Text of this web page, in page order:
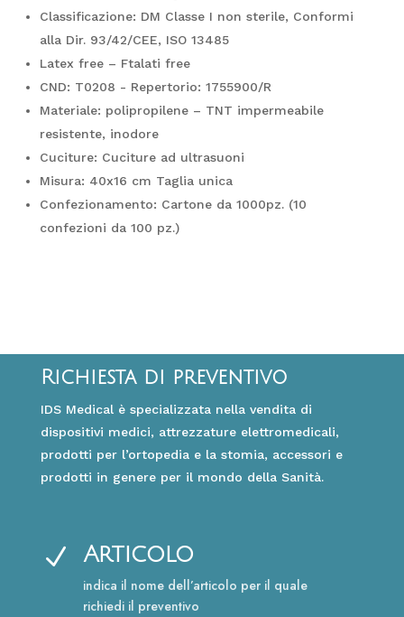
Classificazione: DM Classe I non sterile, Conformi
alla Dir. 93/42/CEE, ISO 13485
Latex free – Ftalati free
CND: T0208 - Repertorio: 1755900/R
Materiale: polipropilene – TNT impermeabile
resistente, inodore
Cuciture: Cuciture ad ultrasuoni
Misura: 40x16 cm Taglia unica
Confezionamento: Cartone da 1000pz. (10
confezioni da 100 pz.)
Richiesta di preventivo
IDS Medical è specializzata nella vendita di
dispositivi medici, attrezzature elettromedicali,
prodotti per l’ortopedia e la stomia, accessori e
prodotti in genere per il mondo della Sanità.
N Articolo
indica il nome dell’articolo per il quale
richiedi il preventivo